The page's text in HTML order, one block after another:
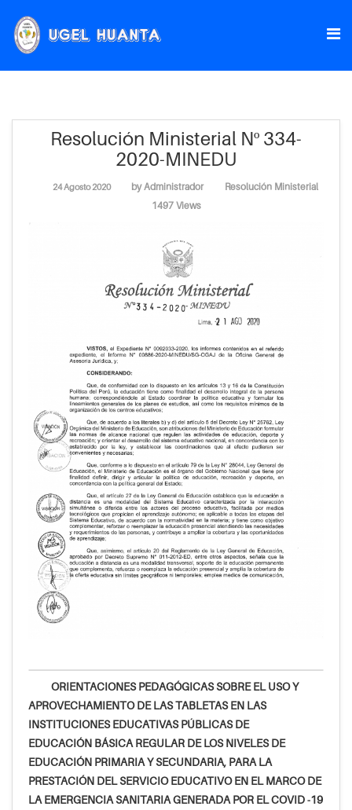
Resolución Ministerial Nº 334-
2020-MINEDU
24 Agosto 2020 byAdministrador
Resolución Ministerial
1497 Views
ORIENTACIONES PEDAGÓGICAS SOBRE EL USO Y
APROVECHAMIENTO DE LAS TABLETAS EN LAS
INSTITUCIONES EDUCATIVAS PÚBLICAS DE
EDUCACIÓN BÁSICA REGULAR DE LOS NIVELES DE
EDUCACIÓN PRIMARIA Y SECUNDARIA, PARA LA
PRESTACIÓN DEL SERVICIO EDUCATIVO EN EL MARCO DE
LA EMERGENCIA SANITARIA GENERADA POR EL COVID -19